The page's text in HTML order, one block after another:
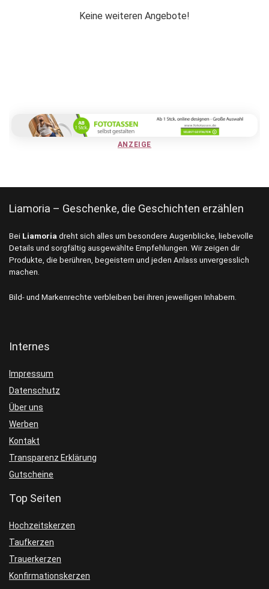
Keine weiteren Angebote!
ANZEIGE
Liamoria – Geschenke, die Geschichten erzählen
Bei Liamoria dreht sich alles um besondere Augenblicke, liebevolle
Details und sorgfältig ausgewählte Empfehlungen. Wir zeigen dir
Produkte, die berühren, begeistern und jeden Anlass unvergesslich
machen.
Bild- und Markenrechte verbleiben bei ihren jeweiligen Inhabern.
Internes
Impressum
Datenschutz
Über uns
Werben
Kontakt
Transparenz Erklärung
Gutscheine
Top Seiten
Hochzeitskerzen
Taufkerzen
Trauerkerzen
Konfirmationskerzen